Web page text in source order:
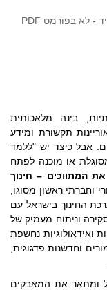
לא ניתן להוריד את הספר למחשב או לטלפון הנייד - לא בפורמט PDF
בינה מלאכותית
תקשורת ומידע
אבל כיצד יש "ללמד
או מוכנה לפתח
את המתווכים – חינוך
וחברתי ראשון מסוגו,
החינוך בישראל עם
וניתוח מעמיק של
ואידאולוגיות נחשפת
וחדשנות פדגוגית,
ומתאר את המאבקים